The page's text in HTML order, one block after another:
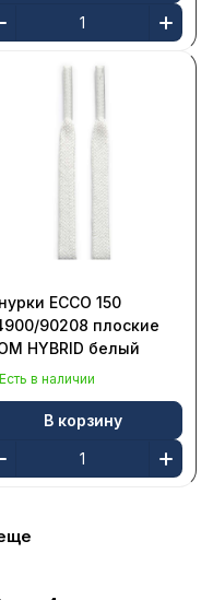
ECCO 150
90208 плоские
HYBRID белый
Есть в наличии
В корзину